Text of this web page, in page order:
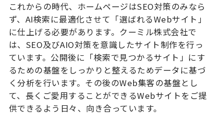
これからの時代、ホームページはSEO対策のみなら
ず、AI検索に最適化させて「選ばれるWebサイト」
に仕上げる必要があります。クーミル株式会社で
は、SEO及びAIO対策を意識したサイト制作を行っ
ています。公開後に「検索で見つかるサイト」にす
るための基盤をしっかりと整えるためデータに基づ
く分析を行います。その後のWeb集客の基盤とし
て、長くご愛用することができるWebサイトをご提
供できるよう日々、向き合っています。